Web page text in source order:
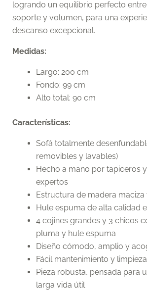
logrando un equilibrio perfecto
soporte y volumen, para una
descanso excepcional.
Medidas:
Largo: 200 cm
Fondo: 99 cm
Alto total: 90 cm
Características:
Sofá totalmente
removibles y lavables)
Hecho a mano por tapiceros
expertos
Estructura de madera
Hule espuma de alta calidad
4 cojines grandes y 3 chicos
pluma y hule espuma
Diseño cómodo, amplio y
Fácil mantenimiento y limpieza
Pieza robusta, pensada para
larga vida útil